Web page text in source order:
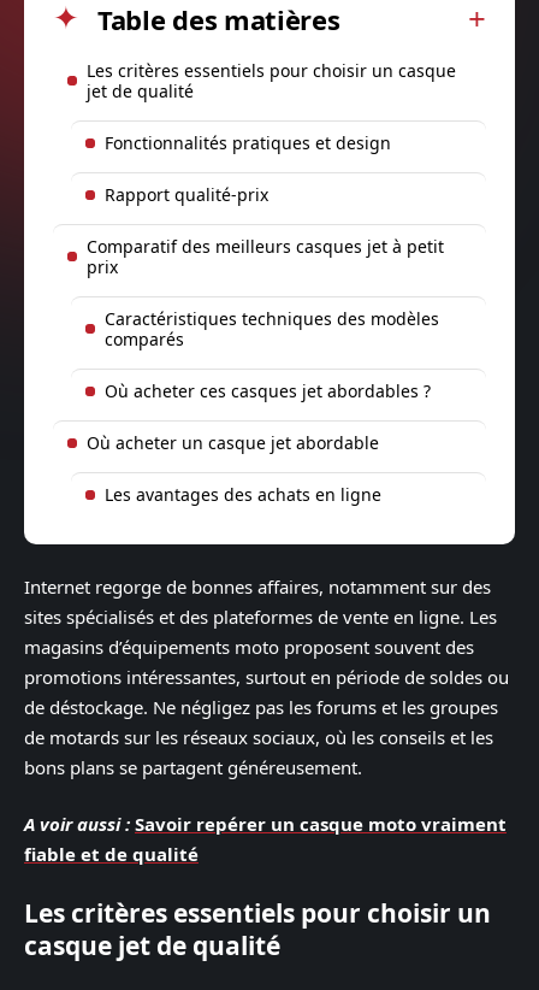
Table des matières
Les critères essentiels pour choisir un casque
jet de qualité
Fonctionnalités pratiques et design
Rapport qualité-prix
Comparatif des meilleurs casques jet à petit
prix
Caractéristiques techniques des modèles
comparés
Où acheter ces casques jet abordables ?
Où acheter un casque jet abordable
Les avantages des achats en ligne
Internet regorge de bonnes affaires, notamment sur des
sites spécialisés et des plateformes de vente en ligne. Les
magasins d’équipements moto proposent souvent des
promotions intéressantes, surtout en période de soldes ou
de déstockage. Ne négligez pas les forums et les groupes
de motards sur les réseaux sociaux, où les conseils et les
bons plans se partagent généreusement.
A voir aussi : Savoir repérer un casque moto vraiment
fiable et de qualité
Les critères essentiels pour choisir un
casque jet de qualité